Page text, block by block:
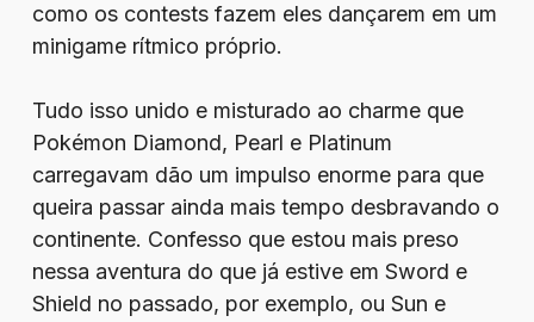
como os contests fazem eles dançarem em um
minigame rítmico próprio.
Tudo isso unido e misturado ao charme que
Pokémon Diamond, Pearl e Platinum
carregavam dão um impulso enorme para que
queira passar ainda mais tempo desbravando o
continente. Confesso que estou mais preso
nessa aventura do que já estive em Sword e
Shield no passado, por exemplo, ou Sun e